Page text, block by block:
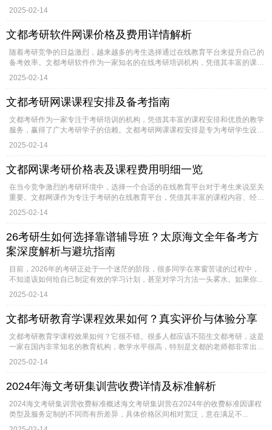
提...
2025-02-14
文都考研软件网课价格及费用详情解析
随着考研竞争的日益激烈，越来越多的考生选择通过在线教育平台来提升自己的
备考效率。文都考研软件作为一家知名的在线考研培训机构，凭借其丰富的课
程...
2025-02-14
文都考研网课课程安排及备考指南
文都考研作为一家专注于考研培训的机构，凭借其丰富的课程安排和优质的教学
服务，赢得了广大考研学子的信赖。文都考研网课课程安排是专为考研学生设
计...
2025-02-14
文都网课考研价格表及课程费用明细一览
在当今竞争激烈的考研环境中，选择一个合适的在线教育平台对于考生来说至关
重要。文都网课作为专注于考研的在线教育平台，凭借其丰富的课程内容、经
验...
2025-02-14
26考研生如何选择靠谱辅导班？太原海文全年备考方
案深度解析与避坑指南
目前，2026年的考研正处于一个迷茫的阶段，很多同学在寒窗苦读的过程中，
不知道该如何给自己制定有效的学习计划，甚至对学习方法一头雾水。如果你...
2025-02-14
文都考研教育学课程效果如何？真实评价与体验分享
文都考研教育学课程效果如何？它很不错。很多人都应该不陌生文都考研，这是
一家在国内非常知名的教育机构，教学水平很高，特别是文都的老师都非常出
色。最近有学生询问文都...
2025-02-14
2024年海文考研集训营收费详情及标准解析
2024海文考研集训营收费标准概述海文考研集训营在2024年的收费标准因课程
类型及服务定制的不同而有所差异，具体价格区间相对宽泛，意在满足不...